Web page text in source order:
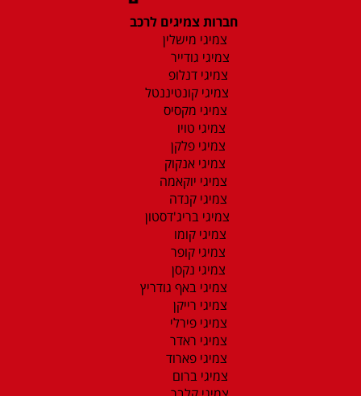
חברות צמיגים לרכב
צמיגי מישלין
צמיגי גודייר
צמיגי דנלופ
צמיגי קונטיננטל
צמיגי מקסיס
צמיגי טויו
צמיגי פלקן
צמיגי אנקוק
צמיגי יוקאמה
צמיגי קנדה
צמיגי בריג'דסטון
צמיגי קומו
צמיגי קופר
צמיגי נקסן
צמיגי באף גודריץ
צמיגי רייקן
צמיגי פירלי
צמיגי ראדר
צמיגי פארוד
צמיגי ברום